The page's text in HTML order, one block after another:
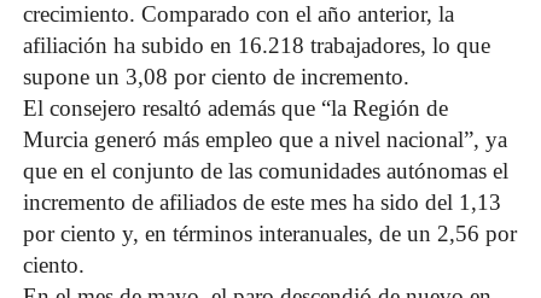
crecimiento. Comparado con el año anterior, la
afiliación ha subido en 16.218 trabajadores, lo que
supone un 3,08 por ciento de incremento.
El consejero resaltó además que “la Región de
Murcia generó más empleo que a nivel nacional”, ya
que en el conjunto de las comunidades autónomas el
incremento de afiliados de este mes ha sido del 1,13
por ciento y, en términos interanuales, de un 2,56 por
ciento.